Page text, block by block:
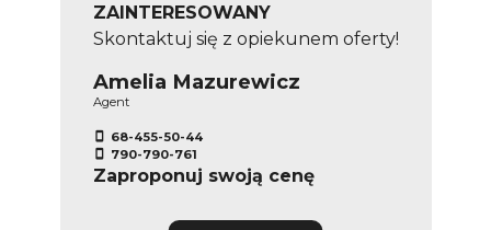
Amelia Mazurewicz
Agent
68-455-50-44
790-790-761
ZAINTERESOWANY
Skontaktuj się z opiekunem oferty!
Zaproponuj swoją cenę